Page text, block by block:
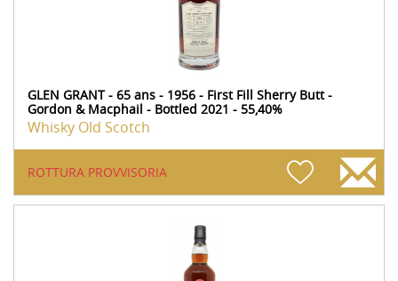
GLEN GRANT - 65 ans - 1956 - First Fill Sherry Butt -
Gordon & Macphail - Bottled 2021 - 55,40%
Whisky Old Scotch
ROTTURA PROVVISORIA